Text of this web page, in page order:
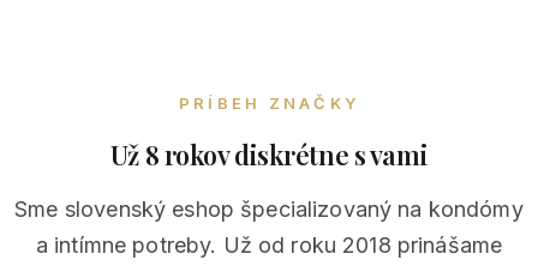
PRÍBEH ZNAČKY
Už 8 rokov diskrétne s vami
Sme slovenský eshop špecializovaný na kondómy
a intímne potreby. Už od roku 2018 prinášame